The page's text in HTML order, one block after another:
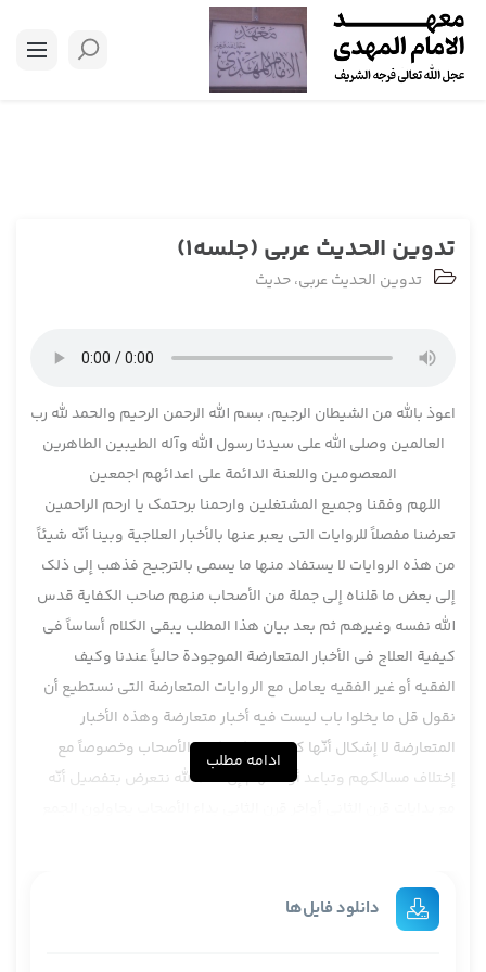
تدوین الحدیث عربی (جلسه1)
تدوین الحدیث عربی،حدیث
اعوذ بالله من الشیطان الرجیم، بسم الله الرحمن الرحیم والحمد لله رب
العالمین وصلی الله علی سیدنا رسول الله وآله الطیبین الطاهرین
المعصومین واللعنة الدائمة علی اعدائهم اجمعین
اللهم وفقنا وجمیع المشتغلین وارحمنا برحتمک یا ارحم الراحمین
تعرضنا مفصلاً للروايات التي يعبر عنها بالأخبار العلاجية وبينا أنّه شيئاً
من هذه الروايات لا يستفاد منها ما يسمى بالترجيح فذهب إلى ذلك
إلى بعض ما قلناه إلى جملة من الأصحاب منهم صاحب الكفاية قدس
الله نفسه وغيرهم ثم بعد بيان هذا المطلب يبقى الكلام أساساً في
كيفية العلاج في الأخبار المتعارضة الموجودة حالياً عندنا وكيف
الفقيه أو غير الفقيه يعامل مع الروايات المتعارضة التي نستطيع أن
نقول قل ما يخلوا باب ليست فيه أخبار متعارضة وهذه الأخبار
المتعارضة لا إشكال أنّها كانت مشكلة كبير الأصحاب وخصوصاً مع
إختلاف مسالكهم وتباعد أوطانهم إن شاء الله نتعرض بتفصيل أنّه
عبدالرحمن ثم مسكل التخيير الذي سلكه مثل صاحب الكافي الشيخ
الكليني رحمه الله ومسلك الجمع مهما أمكن والذي سلكه مثل الشيخ
ادامه مطلب
دانلود فایل‌ها